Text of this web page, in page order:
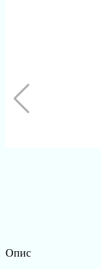
Опис